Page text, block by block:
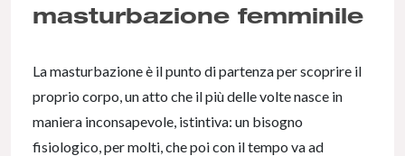
masturbazione femminile
La masturbazione è il punto di partenza per scoprire il
proprio corpo, un atto che il più delle volte nasce in
maniera inconsapevole, istintiva: un bisogno
fisiologico, per molti, che poi con il tempo va ad